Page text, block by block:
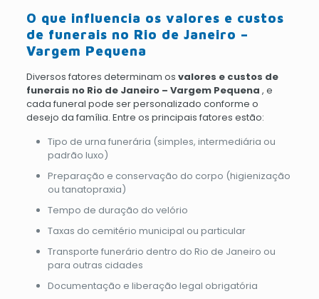
O que influencia os valores e custos
de funerais no Rio de Janeiro –
Vargem Pequena
Diversos fatores determinam os valores e custos de
funerais no Rio de Janeiro – Vargem Pequena , e
cada funeral pode ser personalizado conforme o
desejo da família. Entre os principais fatores estão:
Tipo de urna funerária (simples, intermediária ou
padrão luxo)
Preparação e conservação do corpo (higienização
ou tanatopraxia)
Tempo de duração do velório
Taxas do cemitério municipal ou particular
Transporte funerário dentro do Rio de Janeiro ou
para outras cidades
Documentação e liberação legal obrigatória